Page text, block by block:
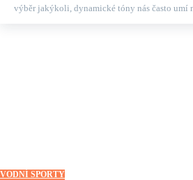
výběr jakýkoli, dynamické tóny nás často umí
VODNÍ SPORTY